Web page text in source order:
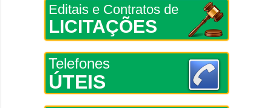
Editais e Contratos de
LICITAÇÕES
Telefones
ÚTEIS